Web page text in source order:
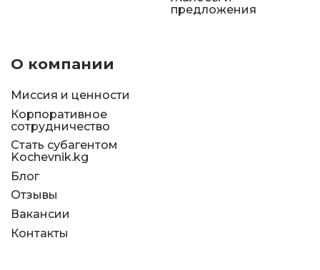
предложения
О компании
Миссия и ценности
Корпоративное
сотрудничество
Стать субагентом
Kochevnik.kg
Блог
Отзывы
Вакансии
Контакты